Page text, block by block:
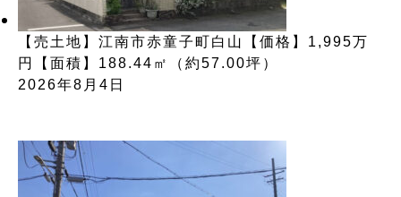
【売土地】江南市赤童子町白山【価格】1,995万
円【面積】188.44㎡（約57.00坪）
2026年8月4日